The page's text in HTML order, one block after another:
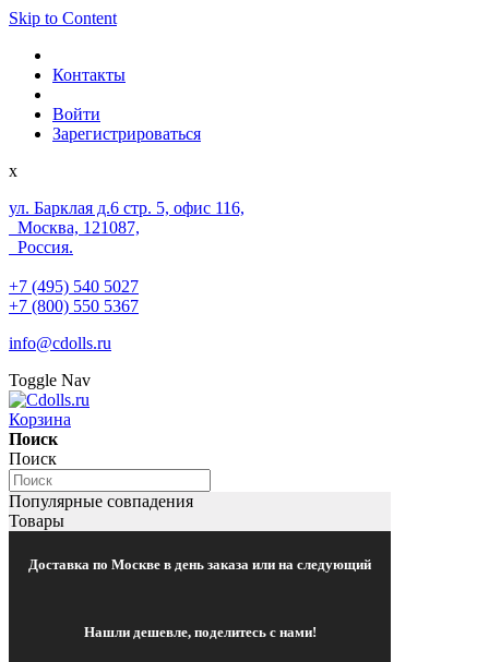
Skip to Content
Контакты
Войти
Зарегистрироваться
x
ул. Барклая д.6 стр. 5, офис 116,
Москва, 121087,
Россия.
+7 (495) 540 5027
+7 (800) 550 5367
info@cdolls.ru
Toggle Nav
Корзина
Поиск
Поиск
Популярные совпадения
Товары
Доставка по Москве в день заказа или на следующий
Нашли дешевле, поделитесь с нами!